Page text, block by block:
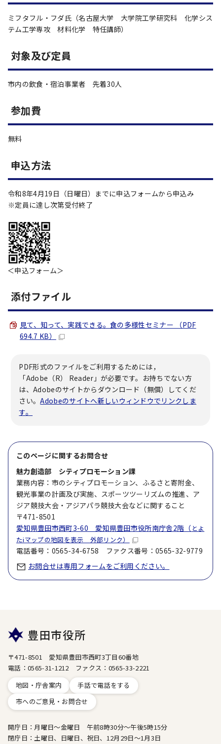
ミフタフル・フダ氏（名古屋大学 大学院工学研究科 化学シス
テム工学専攻 材料化学 特任講師）
対象及び定員
市内の飲食・宿泊事業者 先着30人
参加費
無料
申込方法
令和8年4月19日（日曜日）までに申込フォームから申込み
※定員に達し次第受付終了
＜申込フォーム＞
添付ファイル
見て、知って、実践できる。食の多様性セミナー （PDF
694.7 KB）
PDF形式のファイルをご利用するためには，
「Adobe（R） Reader」が必要です。お持ちでない方
は、Adobeのサイトからダウンロード（無償）してくだ
さい。Adobeのサイトへ新しいウィンドウでリンクしま
す。
このページに関するお問合せ
魅力創造部 シティプロモーション課
業務内容：市のシティプロモーション、ふるさと寄附金、
観光事業の計画及び実施、スポーツツーリズムの推進、ア
ジア競技大会・アジアパラ競技大会などに関すること
〒471-8501
愛知県豊田市西町3-60 愛知県豊田市役所南庁舎2階（ とよ
たiマップの地図を表示 外部リンク）
電話番号：0565-34-6758 ファクス番号：0565-32-9779
お問合せは専用フォームをご利用ください。
豊田市役所
〒471-8501 愛知県豊田市西町3丁目60番地
電話：0565-31-1212 ファクス：0565-33-2221
地図・庁舎案内
手話で電話をする
市へのご意見・お問合せ
開庁日：月曜日～金曜日 午前8時30分～午後5時15分
閉庁日：土曜日、日曜日、祝日、12月29日～1月3日